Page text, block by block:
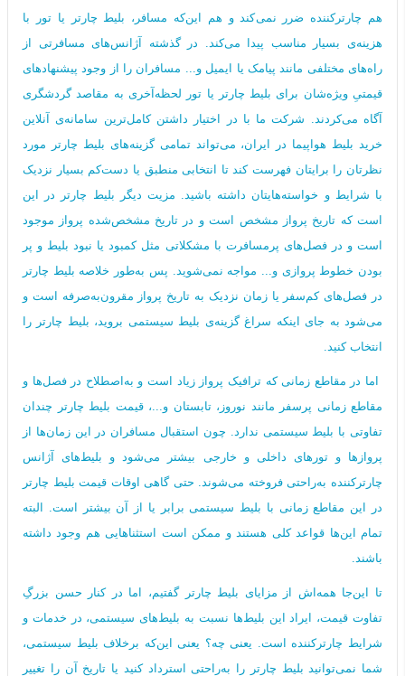
هم چارترکننده ضرر نمی‌کند و هم این‌که مسافر، بلیط چارتر یا تور با
هزینه‌ی بسیار مناسب پیدا می‌کند. در گذشته آژانس‌های مسافرتی از
راه‌های مختلفی مانند پیامک یا ایمیل و... مسافران را از وجود پیشنهادهای
قیمتیِ ویژه‌شان برای بلیط چارتر یا تور لحظه‌آخری به مقاصد گردشگری
آگاه می‌کردند. شرکت ما با در اختیار داشتن کامل‌ترین سامانه‌ی آنلاین
خرید بلیط هواپیما در ایران، می‌تواند تمامی گزینه‌های بلیط چارتر مورد
نظرتان را برایتان فهرست کند تا انتخابی منطبق یا دست‌کم بسیار نزدیک
با شرایط و خواسته‌هایتان داشته باشید. مزیت دیگر بلیط چارتر در این
است که تاریخ پرواز مشخص است و در تاریخ مشخص‌شده پرواز موجود
است و در فصل‌های پرمسافرت با مشکلاتی مثل کمبود یا نبود بلیط و پر
بودن خطوط پروازی و... مواجه نمی‌شوید. پس به‌طور خلاصه بلیط چارتر
در فصل‌های کم‌سفر یا زمان‌ نزدیک به تاریخ پرواز مقرون‌به‌صرفه است و
می‌شود به جای اینکه سراغ گزینه‌ی بلیط سیستمی بروید، بلیط چارتر را
انتخاب کنید.
اما در مقاطع زمانی که ترافیک پرواز زیاد است و به‌اصطلاح در فصل‌ها و
مقاطع زمانی پرسفر مانند نوروز، تابستان و...، قیمت بلیط چارتر چندان
تفاوتی با بلیط سیستمی ندارد. چون استقبال مسافران در این زمان‌ها از
پروازها و تورهای داخلی و خارجی بیشتر می‌شود و بلیط‌های آژانس
چارترکننده به‌راحتی فروخته می‌شوند. حتی گاهی اوقات قیمت بلیط چارتر
در این مقاطع زمانی با بلیط سیستمی برابر یا از آن بیشتر است. البته
تمام این‌ها قواعد کلی هستند و ممکن است استثناهایی هم وجود داشته
باشند.
تا این‌جا همه‌اش از مزایای بلیط چارتر گفتیم، اما در کنار حسن بزرگِ
تفاوت قیمت، ایراد این بلیط‌ها نسبت به بلیط‌های سیستمی، در خدمات و
شرایط چارترکننده است. یعنی چه؟ یعنی این‌که برخلاف بلیط سیستمی،
شما نمی‌توانید بلیط چارتر را به‌راحتی استرداد کنید یا تاریخ آن را تغییر